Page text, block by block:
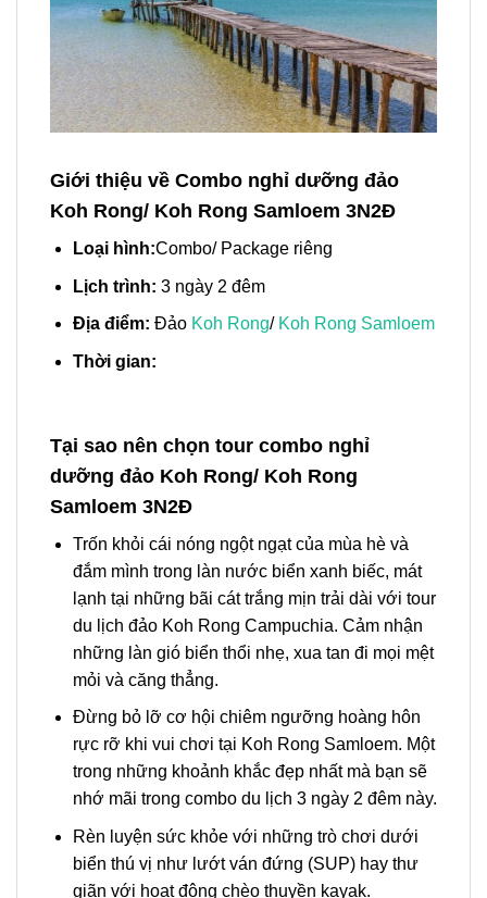
Giới thiệu về Combo nghỉ dưỡng đảo
Koh Rong/ Koh Rong Samloem 3N2Đ
Loại hình:Combo/ Package riêng
Lịch trình: 3 ngày 2 đêm
Địa điểm: Đảo Koh Rong/ Koh Rong Samloem
Thời gian:
Tại sao nên chọn tour combo nghỉ
dưỡng đảo Koh Rong/ Koh Rong
Samloem 3N2Đ
Trốn khỏi cái nóng ngột ngạt của mùa hè và
đắm mình trong làn nước biển xanh biếc, mát
lạnh tại những bãi cát trắng mịn trải dài với tour
du lịch đảo Koh Rong Campuchia. Cảm nhận
những làn gió biển thổi nhẹ, xua tan đi mọi mệt
mỏi và căng thẳng.
Đừng bỏ lỡ cơ hội chiêm ngưỡng hoàng hôn
rực rỡ khi vui chơi tại Koh Rong Samloem. Một
trong những khoảnh khắc đẹp nhất mà bạn sẽ
nhớ mãi trong combo du lịch 3 ngày 2 đêm này.
Rèn luyện sức khỏe với những trò chơi dưới
biển thú vị như lướt ván đứng (SUP) hay thư
giãn với hoạt động chèo thuyền kayak.